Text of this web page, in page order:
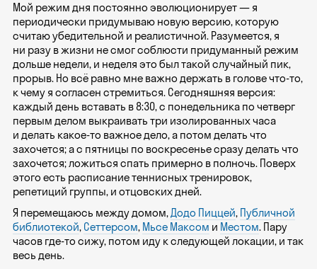
Мой режим дня постоянно эволюционирует — я
периодически придумываю новую версию, которую
считаю убедительной и реалистичной. Разумеется, я
ни разу в жизни не смог соблюсти придуманный режим
дольше недели, и неделя это был такой случайный пик,
прорыв. Но всё равно мне важно держать в голове что-то,
к чему я согласен стремиться. Сегодняшняя версия:
каждый день вставать в 8:30, с понедельника по четверг
первым делом выкраивать три изолированных часа
и делать какое-то важное дело, а потом делать что
захочется; а с пятницы по воскресенье сразу делать что
захочется; ложиться спать примерно в полночь. Поверх
этого есть расписание теннисных тренировок,
репетиций группы, и отцовских дней.
Я перемещаюсь между домом,Додо Пиццей, Публичной
библиотекой, Сеттерсом, Мьсе Максом и Местом. Пару
часов где-то сижу, потом иду к следующей локации, и так
весь день.